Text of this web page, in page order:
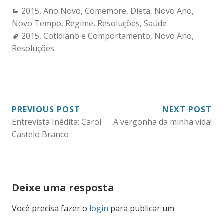
Categories:
2015, Ano Novo, Comemore, Dieta, Novo Ano,
Novo Tempo, Regime, Resoluções, Saúde
Tags:
2015, Cotidiano e Comportamento, Novo Ano,
Resoluções
NAVEGAÇÃO
DE
PREVIOUS POST
Entrevista Inédita: Carol
Castelo Branco
NEXT POST
A vergonha da minha vida!
Deixe uma resposta
Você precisa fazer o login para publicar um